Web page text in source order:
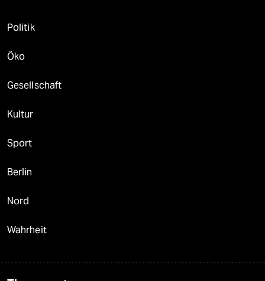
Politik
Öko
Gesellschaft
Kultur
Sport
Berlin
Nord
Wahrheit